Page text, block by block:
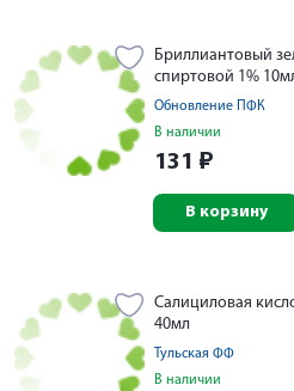
Бриллиантовый
спиртовой 1%
Обновление ПФК
В наличии
131 ₽
В корзину
Салициловая
40мл
Тульская ФФ
В наличии